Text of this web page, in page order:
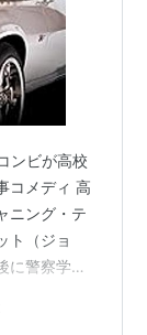
ンビが高校
コメディ 高
ニング・テ
ト（ジョ
に警察学校
た任務は、